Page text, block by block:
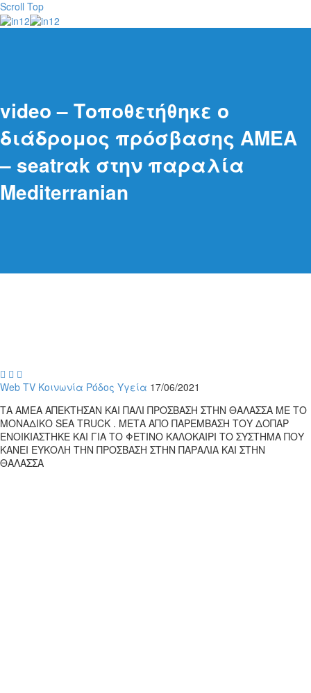
Scroll Top
video – Τοποθετήθηκε ο
διάδρομος πρόσβασης ΑΜΕΑ
– seatrαk στην παραλία
Mediterranian
  
Web TV Κοινωνία Ρόδος Υγεία 17/06/2021
TΑ ΑΜΕΑ ΑΠΕΚΤΗΣΑΝ ΚΑΙ ΠΑΛΙ ΠΡΟΣΒΑΣΗ ΣΤΗΝ ΘΑΛΑΣΣΑ ΜΕ ΤΟ
ΜΟΝΑΔΙΚΟ SEA TRUCK . ΜΕΤΑ ΑΠΟ ΠΑΡΕΜΒΑΣΗ ΤΟΥ ΔΟΠΑΡ
ΕΝΟΙΚΙΑΣΤΗΚΕ ΚΑΙ ΓΙΑ ΤΟ ΦΕΤΙΝΟ ΚΑΛΟΚΑΙΡΙ ΤΟ ΣΥΣΤΗΜΑ ΠΟΥ
ΚΑΝΕΙ ΕΥΚΟΛΗ ΤΗΝ ΠΡΟΣΒΑΣΗ ΣΤΗΝ ΠΑΡΑΛΙΑ ΚΑΙ ΣΤΗΝ
ΘΑΛΑΣΣΑ